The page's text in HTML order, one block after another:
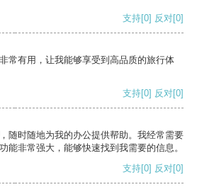
支持[0] 反对[0]
常有用，让我能够享受到高品质的旅行体
支持[0] 反对[0]
随时随地为我的办公提供帮助。我经常需要
能非常强大，能够快速找到我需要的信息。
支持[0] 反对[0]